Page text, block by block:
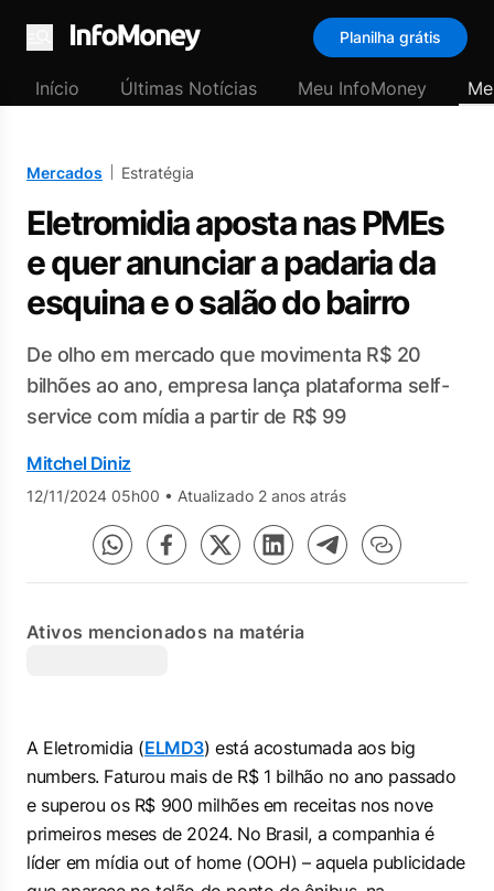
Menu
Planilha grátis
Início Últimas Notícias Meu InfoMoney
Mercados Estratégia
Eletromidia aposta nas PMEs
e quer anunciar a padaria da
esquina e o salão do bairro
De olho em mercado que movimenta R$ 20
bilhões ao ano, empresa lança plataforma self-
service com mídia a partir de R$ 99
Mitchel Diniz
12/11/2024 05h00 • Atualizado 2 anos atrás
Ativos mencionados na matéria
A Eletromidia (ELMD3) está acostumada aos big
numbers. Faturou mais de R$ 1 bilhão no ano passado
e superou os R$ 900 milhões em receitas nos nove
primeiros meses de 2024. No Brasil, a companhia é
líder em mídia out of home(OOH) – aquela publicidade